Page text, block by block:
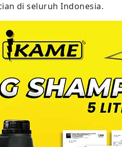
di seluruh Indonesia.